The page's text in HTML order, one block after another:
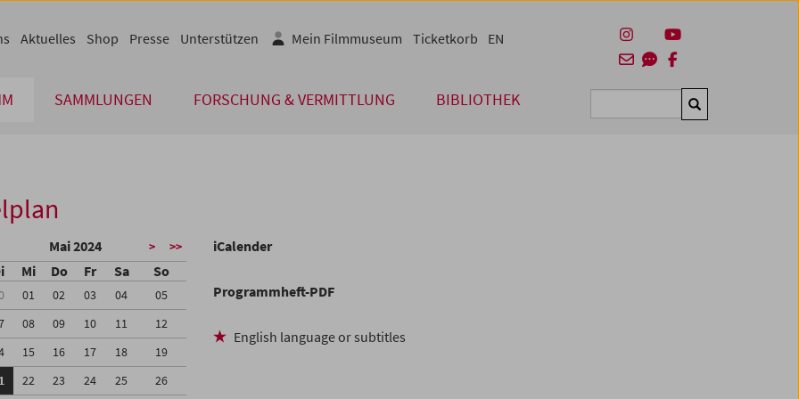
SAMMLUNGEN FORSCHUNG & VERMITTLUNG BIBLIOTHEK Suchen
Aktuelles Shop Presse Unterstützen Mein Filmmuseum Ticketkorb EN
Mai 2024 > >>
Mi Do Fr Sa So
01 02 03 04
05
08 09 10 11
12
15 16 17 18
19
22 23 24 25
26
iCalender
Programmheft-PDF
English language or subtitles